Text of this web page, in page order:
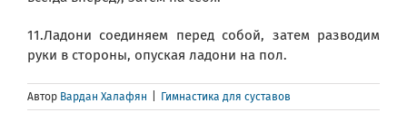
11.Ладони соединяем перед собой, затем разводим
руки в стороны, опуская ладони на пол.
Автор Вардан Халафян Гимнастика для суставов